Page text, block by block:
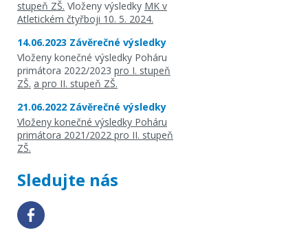
stupeň ZŠ. Vloženy výsledky MK v
Atletickém čtyřboji 10. 5. 2024.
14.06.2023 Závěrečné výsledky
Vloženy konečné výsledky Poháru
primátora 2022/2023 pro I. stupeň
ZŠ. a pro II. stupeň ZŠ.
21.06.2022 Závěrečné výsledky
Vloženy konečné výsledky Poháru
primátora 2021/2022 pro II. stupeň
ZŠ.
Sledujte nás